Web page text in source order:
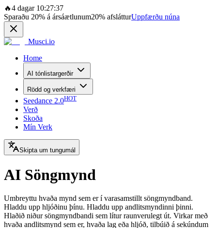
🔥4 dagar 10:27:37
Sparaðu 20% á ársáætlunum20% afslátturUppfærðu núna
Musci.io
Home
AI tónlistargerðir
Rödd og verkfæri
Seedance 2.0HOT
Verð
Skoða
Mín Verk
Skipta um tungumál
AI Söngmynd
Umbreyttu hvaða mynd sem er í varasamstillt söngmyndband.
Hladdu upp hljóðinu þínu. Hladdu upp andlitsmyndinni þinni.
Hlaðið niður söngmyndbandi sem lítur raunverulegt út. Virkar með
hvaða andlitsmynd sem er, hvaða lag eða hljóð, tilbúið á sekúndum